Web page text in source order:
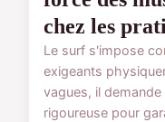
chez les
Le surf s'impose
exigeants
vagues, il
rigoureuse pour